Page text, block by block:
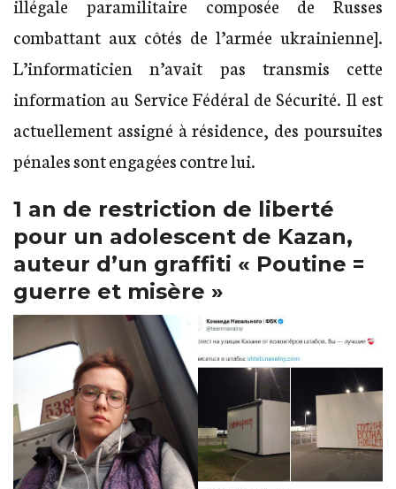
illégale paramilitaire composée de Russes
combattant aux côtés de l’armée ukrainienne].
L’informaticien n’avait pas transmis cette
information au Service Fédéral de Sécurité. Il est
actuellement assigné à résidence, des poursuites
pénales sont engagées contre lui.
1 an de restriction de liberté
pour un adolescent de Kazan,
auteur d’un graffiti « Poutine =
guerre et misère »